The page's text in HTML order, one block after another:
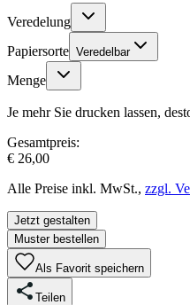
Veredelung
Papiersorte Veredelbar
Menge
Je mehr Sie drucken lassen,
Gesamtpreis:
€ 26,00
Alle Preise inkl. MwSt., zzgl.
Jetzt gestalten
Muster bestellen
Als Favorit speichern
Teilen